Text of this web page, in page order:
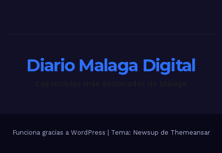
Diario Malaga Digital
Funciona gracias a WordPress | Tema: Newsup de Themeansar